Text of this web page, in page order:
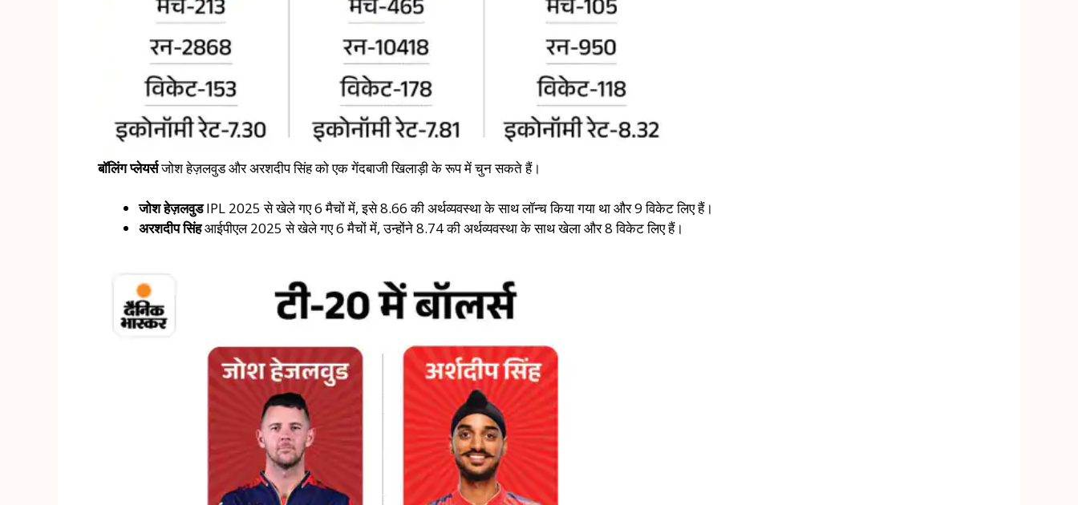
बॉलिंग प्लेयर्सजोश हेज़लवुड और अरशदीप सिंह को एक गेंदबाजी खिलाड़ी के रूप में चुन सकते हैं।
जोश हेज़लवुडIPL 2025 से खेले गए 6 मैचों में, इसे 8.66 की अर्थव्यवस्था के साथ लॉन्च किया गया था और 9 विकेट लिए हैं।
अरशदीप सिंहआईपीएल 2025 से खेले गए 6 मैचों में, उन्होंने 8.74 की अर्थव्यवस्था के साथ खेला और 8 विकेट लिए हैं।